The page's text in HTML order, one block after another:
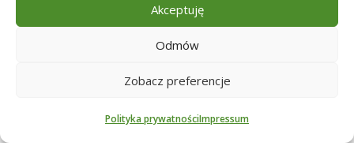
Akceptuję
Odmów
Zobacz preferencje
Polityka prywatnościImpressum